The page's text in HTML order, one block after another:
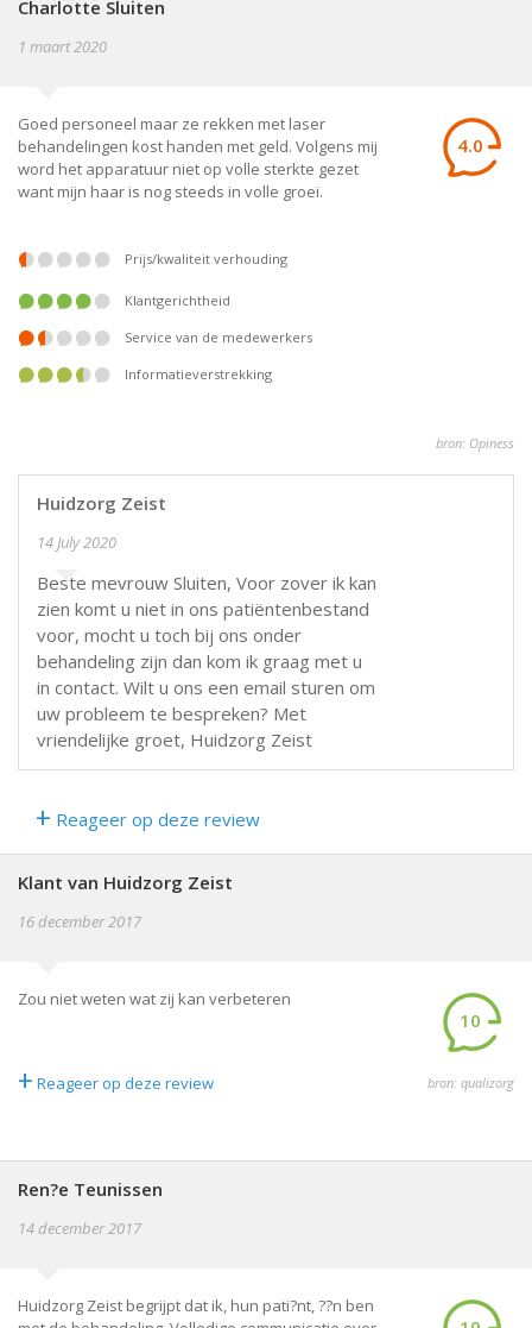
Charlotte Sluiten
1 maart 2020
Goed personeel maar ze rekken met laser
behandelingen kost handen met geld. Volgens mij
word het apparatuur niet op volle sterkte gezet
want mijn haar is nog steeds in volle groei.
4.0
prijs/kwaliteit verhouding
klantgerichtheid
service van de medewerkers
informatieverstrekking
bron: Opiness
Huidzorg Zeist
14 July 2020
Beste mevrouw Sluiten, Voor zover ik kan
zien komt u niet in ons patiëntenbestand
voor, mocht u toch bij ons onder
behandeling zijn dan kom ik graag met u
in contact. Wilt u ons een email sturen om
uw probleem te bespreken? Met
vriendelijke groet, Huidzorg Zeist
+ Reageer op deze review
Klant van Huidzorg Zeist
16 december 2017
Zou niet weten wat zij kan verbeteren
10
+ Reageer op deze review bron: qualizorg
Ren?e Teunissen
14 december 2017
Huidzorg Zeist begrijpt dat ik, hun pati?nt, ??n ben